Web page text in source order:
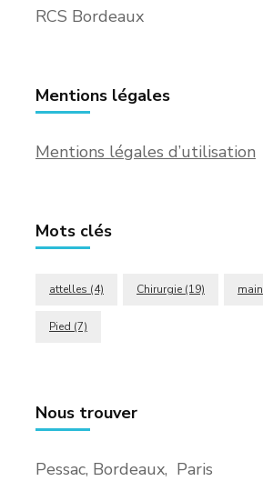
RCS Bordeaux
Mentions légales
Mentions légales d’utilisation
Mots clés
attelles (4) Chirurgie (19) main
Pied (7)
Nous trouver
Pessac, Bordeaux, Paris